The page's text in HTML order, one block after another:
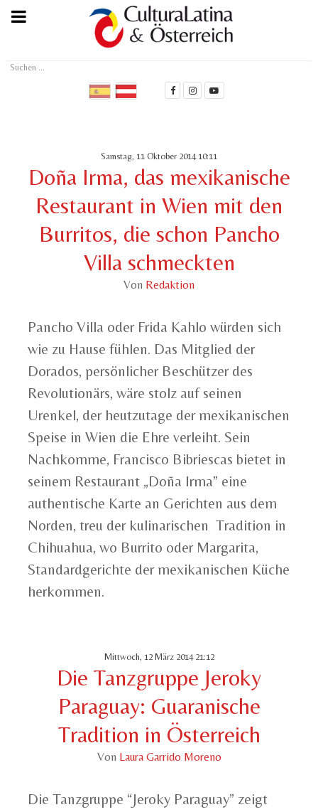
Suchen
Samstag, 11 Oktober 2014 10:11
Doña Irma, das mexikanische
Restaurant in Wien mit den
Burritos, die schon Pancho
Villa schmeckten
Von Redaktion
Pancho Villa oder Frida Kahlo würden sich
wie zu Hause fühlen. Das Mitglied der
Dorados, persönlicher Beschützer des
Revolutionärs, wäre stolz auf seinen
Urenkel, der heutzutage der mexikanischen
Speise in Wien die Ehre verleiht. Sein
Nachkomme, Francisco Bibriescas bietet in
seinem Restaurant „Doña Irma” eine
authentische Karte an Gerichten aus dem
Norden, treu der kulinarischen Tradition in
Chihuahua, wo Burrito oder Margarita,
Standardgerichte der mexikanischen Küche
herkommen.
Mittwoch, 12 März 2014 21:12
Die Tanzgruppe Jeroky
Paraguay: Guaranische
Tradition in Österreich
Von Laura Garrido Moreno
Die Tanzgruppe “Jeroky Paraguay” zeigt